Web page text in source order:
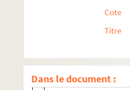
Cote
Titre
Dans le document :
Lucet-Messager,
Lugné-Poë (1869-
Lurville, Armand
Lynnès, Marguerite